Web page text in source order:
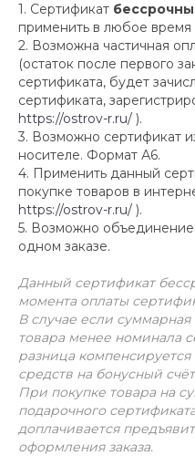
1. Сертификат
применить в любое время
2. Возможна частичная
(остаток после первого
сертификата, будет
сертификата,
https://ostrov-r.ru/ ).
3. Возможно сертификат
носителе. Формат А6.
4. Применить данный
покупке товаров в
https://ostrov-r.ru/ ).
5. Возможно объединение
одном заказе.
Данный сертификат
момента оплаты
В случае если
товара менее номинала
разница компенсируется
средств на бонусный
При покупке товара на
подарочного
доплачивается
оформления заказа.